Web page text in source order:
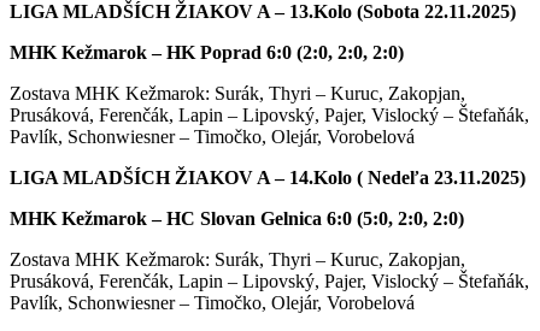
LIGA MLADŠÍCH ŽIAKOV A – 13.Kolo (Sobota 22.11.2025)
MHK Kežmarok – HK Poprad 6:0 (2:0, 2:0, 2:0)
Zostava MHK Kežmarok: Surák, Thyri – Kuruc, Zakopjan,
Prusáková, Ferenčák, Lapin – Lipovský, Pajer, Vislocký – Štefaňák,
Pavlík, Schonwiesner – Timočko, Olejár, Vorobelová
LIGA MLADŠÍCH ŽIAKOV A – 14.Kolo ( Nedeľa 23.11.2025)
MHK Kežmarok – HC Slovan Gelnica 6:0 (5:0, 2:0, 2:0)
Zostava MHK Kežmarok: Surák, Thyri – Kuruc, Zakopjan,
Prusáková, Ferenčák, Lapin – Lipovský, Pajer, Vislocký – Štefaňák,
Pavlík, Schonwiesner – Timočko, Olejár, Vorobelová